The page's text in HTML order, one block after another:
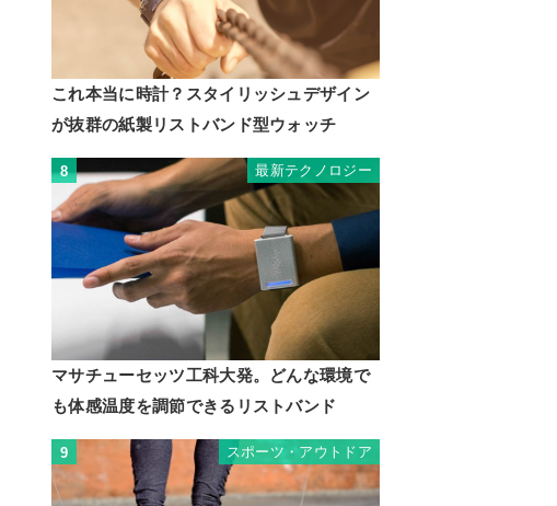
これ本当に時計？スタイリッシュデザイン
が抜群の紙製リストバンド型ウォッチ
8 最新テクノロジー
マサチューセッツ工科大発。どんな環境で
も体感温度を調節できるリストバンド
9 スポーツ・アウトドア